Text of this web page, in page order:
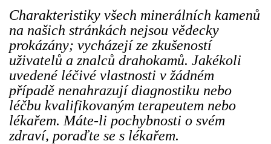
Charakteristiky všech minerálních kamenů
na našich stránkách nejsou vědecky
prokázány; vycházejí ze zkušeností
uživatelů a znalců drahokamů. Jakékoli
uvedené léčivé vlastnosti v žádném
případě nenahrazují diagnostiku nebo
léčbu kvalifikovaným terapeutem nebo
lékařem. Máte-li pochybnosti o svém
zdraví, poraďte se s lékařem.